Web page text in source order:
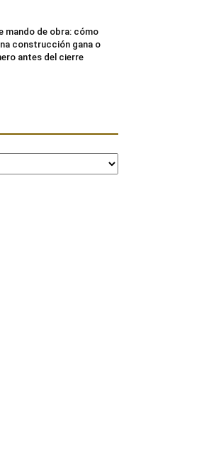
mando de obra: cómo
construcción gana o
antes del cierre